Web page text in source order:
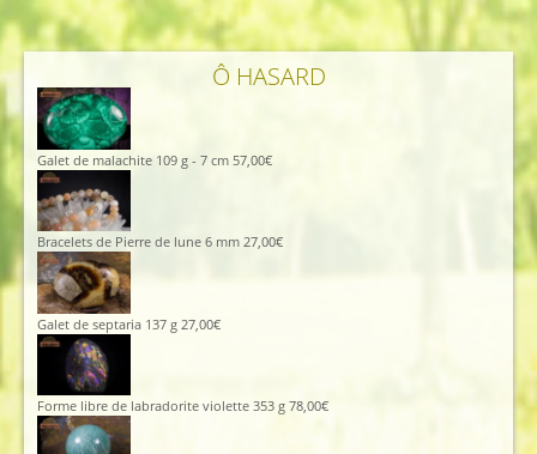
Ô HASARD
Galet de malachite 109 g - 7 cm 57,00€
Bracelets de Pierre de lune 6 mm 27,00€
Galet de septaria 137 g 27,00€
Forme libre de labradorite violette 353 g 78,00€